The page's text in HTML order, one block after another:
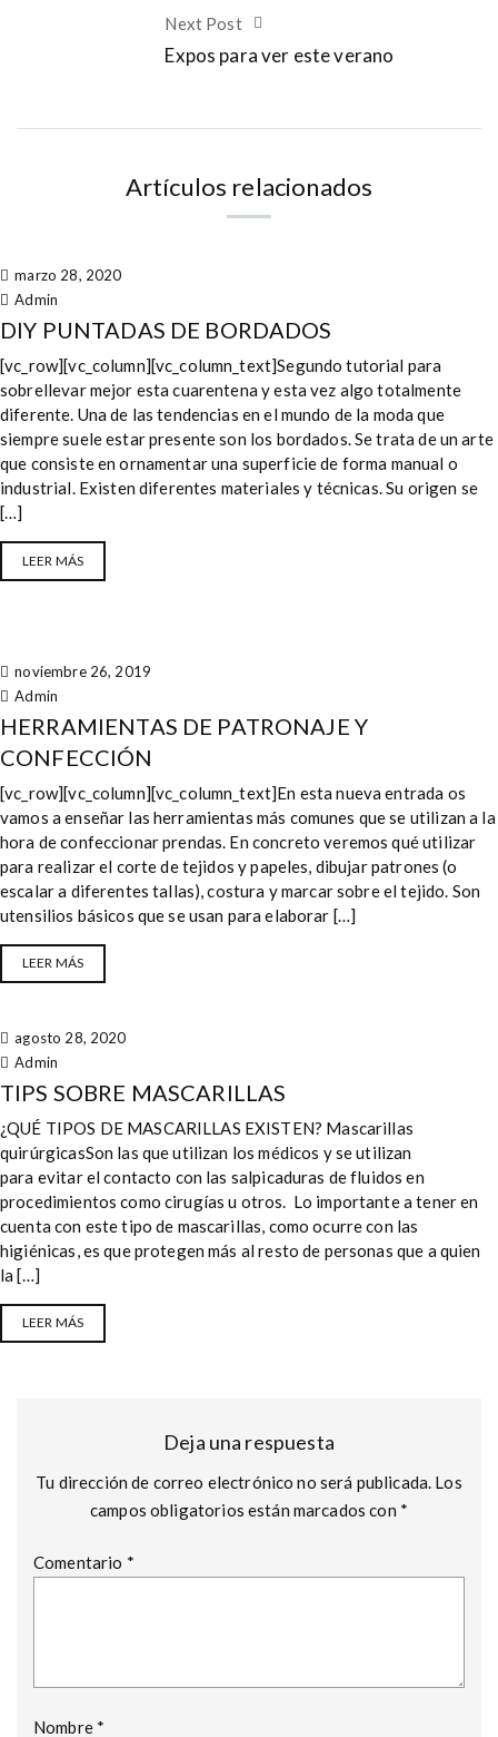
Next Post
Expos para ver este verano
Artículos relacionados
marzo 28, 2020
Admin
DIY PUNTADAS DE BORDADOS
[vc_row][vc_column][vc_column_text]Segundo tutorial para
sobrellevar mejor esta cuarentena y esta vez algo totalmente
diferente. Una de las tendencias en el mundo de la moda que
siempre suele estar presente son los bordados. Se trata de un arte
que consiste en ornamentar una superficie de forma manual o
industrial. Existen diferentes materiales y técnicas. Su origen se
[…]
LEER MÁS
noviembre 26, 2019
Admin
HERRAMIENTAS DE PATRONAJE Y
CONFECCIÓN
[vc_row][vc_column][vc_column_text]En esta nueva entrada os
vamos a enseñar las herramientas más comunes que se utilizan a la
hora de confeccionar prendas. En concreto veremos qué utilizar
para realizar el corte de tejidos y papeles, dibujar patrones (o
escalar a diferentes tallas), costura y marcar sobre el tejido. Son
utensilios básicos que se usan para elaborar […]
LEER MÁS
agosto 28, 2020
Admin
TIPS SOBRE MASCARILLAS
¿QUÉ TIPOS DE MASCARILLAS EXISTEN? Mascarillas
quirúrgicasSon las que utilizan los médicos y se utilizan
para evitar el contacto con las salpicaduras de fluidos en
procedimientos como cirugías u otros. Lo importante a tener en
cuenta con este tipo de mascarillas, como ocurre con las
higiénicas, es que protegen más al resto de personas que a quien
la […]
LEER MÁS
Deja una respuesta
Tu dirección de correo electrónico no será publicada. Los
campos obligatorios están marcados con *
Comentario *
Nombre *